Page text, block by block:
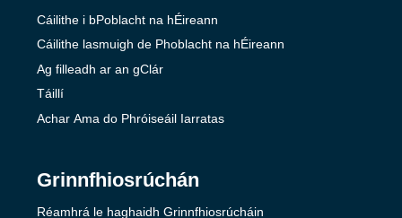
Cáilithe i bPoblacht na hÉireann
Cáilithe lasmuigh de Phoblacht na hÉireann
Ag filleadh ar an gClár
Táillí
Achar Ama do Phróiseáil Iarratas
Grinnfhiosrúchán
Réamhrá le haghaidh Grinnfhiosrúcháin